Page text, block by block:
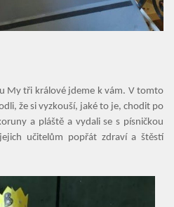
My tři králové jdeme k vám. V tomto
že si vyzkouší, jaké to je, chodit po
a pláště a vydali se s písničkou
učitelům popřát zdraví a štěstí